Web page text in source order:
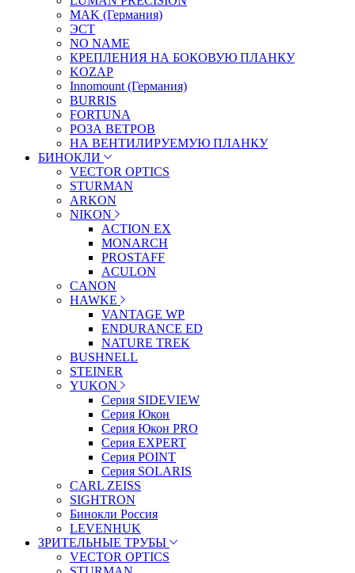
MAK (Германия)
ЭСТ
NO NAME
КРЕПЛЕНИЯ НА БОКОВУЮ ПЛАНКУ
KOZAP
Innomount (Германия)
BURRIS
FORTUNA
РОЗА ВЕТРОВ
НА ВЕНТИЛИРУЕМУЮ ПЛАНКУ
БИНОКЛИ
VECTOR OPTICS
STURMAN
ARKON
NIKON
ACTION EX
MONARCH
PROSTAFF
ACULON
CANON
HAWKE
VANTAGE WP
ENDURANCE ED
NATURE TREK
BUSHNELL
STEINER
YUKON
Серия SIDEVIEW
Серия Юкон
Серия Юкон PRO
Серия EXPERT
Серия POINT
Серия SOLARIS
CARL ZEISS
SIGHTRON
Бинокли Россия
LEVENHUK
ЗРИТЕЛЬНЫЕ ТРУБЫ
VECTOR OPTICS